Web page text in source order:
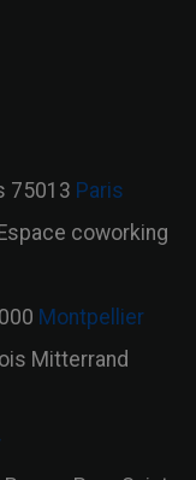
75013 Paris
coworking
Montpellier
Mitterrand